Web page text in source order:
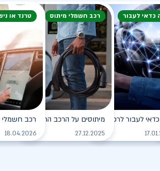
רכב חשמלי?
לקריאה
כדאי לעבור
לעבור לרכב חשמלי?
לקריאה
רכב חשמלי מיתוס
מיתוסים על הרכב החשמלי שכדאי
27.12.2025
טרנד או
רכב חשמלי
18.04.2026